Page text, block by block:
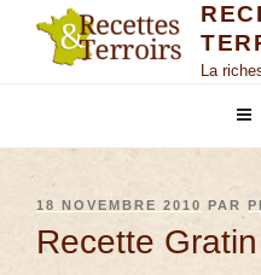
La
18 NOVEMBRE 2010 PAR
Recette